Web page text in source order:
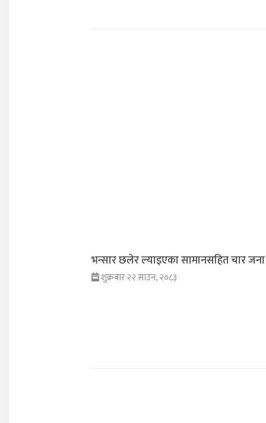
भन्सार छलेर ल्याइएका सामानसहित चार जना
शुक्रबार २२ साउन, २०८३